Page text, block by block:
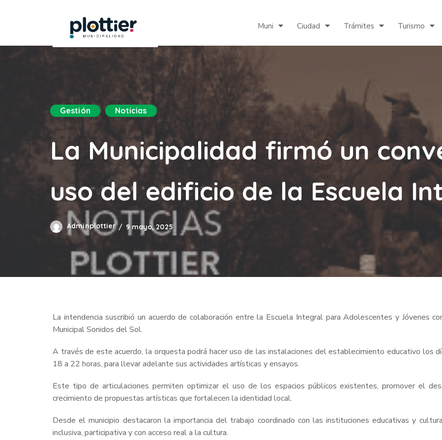
Muni Ciudad Trámites Turismo
Gestión Noticias
La Municipalidad firmó un
uso del edificio de la Escuela
Adminplottier 9 mayo, 2025
La intendencia suscribió un acuerdo de colaboración entre la Escuela Integral para Adolescentes y Jóvenes
Municipal Sonidos del Sol.
A través de este acuerdo, la orquesta podrá hacer uso de las instalaciones del establecimiento educativo los
18 a 22 horas, para llevar adelante sus actividades artísticas y ensayos.
Este tipo de articulaciones permiten optimizar el uso de los espacios públicos existentes, promover el
crecimiento de propuestas artísticas que fortalecen la identidad local.
Desde el municipio destacaron la importancia del trabajo coordinado con las instituciones educativas y
inclusiva, participativa y con acceso real a la cultura.